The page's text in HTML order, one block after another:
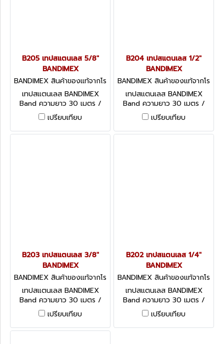
B205 เทปสแตนเลส 5/8"
BANDIMEX
BANDIMEX สินค้าของแท้จากโร
งงานผู้ผลิต B205
เทปสแตนเลส BANDIMEX
Band ความยาว 30 เมตร /
ม้วน มีหลายขนาดให้เลือก
BANDIMEX BAND
เปรียบเทียบ
B204 เทปสแตนเลส 1/2"
BANDIMEX
BANDIMEX สินค้าของแท้จากโร
งงานผู้ผลิต B204
เทปสแตนเลส BANDIMEX
Band ความยาว 30 เมตร /
ม้วน มีหลายขนาดให้เลือก
BANDIMEX BAND
เปรียบเทียบ
B203 เทปสแตนเลส 3/8"
BANDIMEX
BANDIMEX สินค้าของแท้จากโร
งงานผู้ผลิต B203
เทปสแตนเลส BANDIMEX
Band ความยาว 30 เมตร /
ม้วน มีหลายขนาดให้เลือก
BANDIMEX BAND
เปรียบเทียบ
B202 เทปสแตนเลส 1/4"
BANDIMEX
BANDIMEX สินค้าของแท้จากโร
งงานผู้ผลิต B202
เทปสแตนเลส BANDIMEX
Band ความยาว 30 เมตร /
ม้วน มีหลายขนาดให้เลือก
BANDIMEX BAND
เปรียบเทียบ